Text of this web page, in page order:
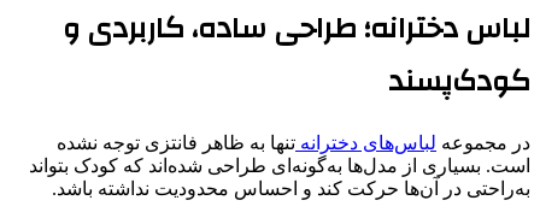
لباس دخترانه؛ طراحی ساده، کاربردی و
کودک‌پسند
در مجموعه لباس‌های دخترانه تنها به ظاهر فانتزی توجه نشده
است. بسیاری از مدل‌ها به‌گونه‌ای طراحی شده‌اند که کودک بتواند
به‌راحتی در آن‌ها حرکت کند و احساس محدودیت نداشته باشد.